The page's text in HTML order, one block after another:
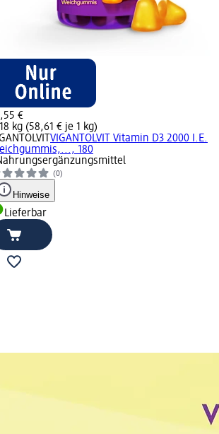
€
kg (58,61 € je 1 kg)
VIGANTOLVIT Vitamin D3 2000 I.E.
180
(0)
Hinweise
Lieferbar